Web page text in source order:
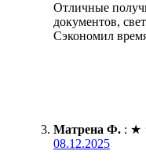
Отличные
документов,
Сэкономил
Матрена Ф. : ★
08.12.2025